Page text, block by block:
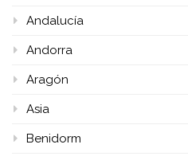
Andalucía
Andorra
Aragón
Asia
Benidorm